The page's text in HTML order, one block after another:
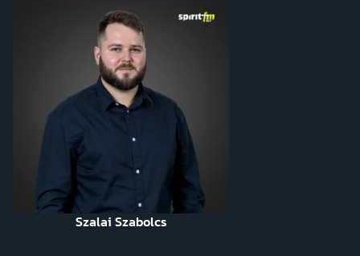
Szalai Szabolcs